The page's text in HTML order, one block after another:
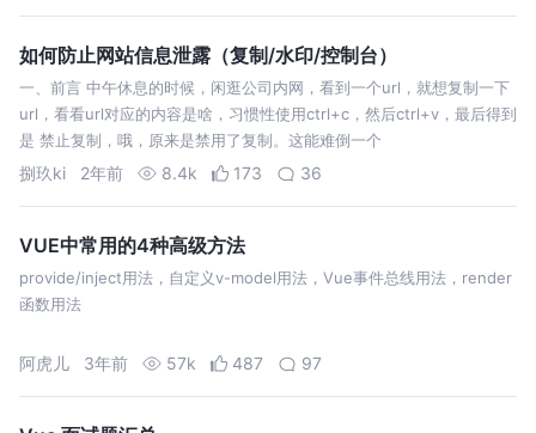
如何防止网站信息泄露（复制/水印/控制台）
一、前言 中午休息的时候，闲逛公司内网，看到一个url，就想复制一下
url，看看url对应的内容是啥，习惯性使用ctrl+c，然后ctrl+v，最后得到
是 禁止复制，哦，原来是禁用了复制。这能难倒一个
捌玖ki 2年前 8.4k 173 36
VUE中常用的4种高级方法
provide/inject用法，自定义v-model用法，Vue事件总线用法，render
函数用法
阿虎儿 3年前 57k 487 97